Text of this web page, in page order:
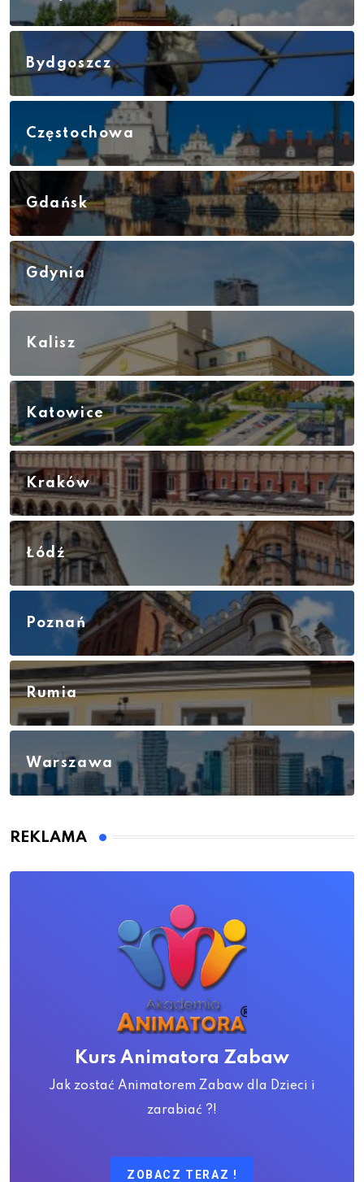
Bydgoszcz
Częstochowa
Gdańsk
Gdynia
Kalisz
Katowice
Kraków
Łódź
Poznań
Rumia
Warszawa
REKLAMA
Kurs Animatora Zabaw
Jak zostać Animatorem Zabaw dla Dzieci i
zarabiać ?!
ZOBACZ TERAZ !